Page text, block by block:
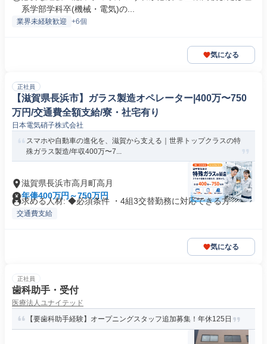
系学部学科卒(機械・電気)の...
業界未経験歓迎 +6個
気になる
正社員
【滋賀県長浜市】ガラス製造オペレーター|400万〜750
万円/交通費全額支給/寮・社宅有り
日本電気硝子株式会社
スマホや自動車の進化を、滋賀から支える｜世界トップクラスの特
殊ガラス製造/年収400万〜7...
滋賀県長浜市高月町高月
年俸400万円～750万円
求める人材: ◆必須条件 ・4組3交替勤務に対応できる方
交通費支給
気になる
正社員
歯科助手・受付
医療法人ユナイテッド
【要歯科助手経験】オープニングスタッフ追加募集！年休125日